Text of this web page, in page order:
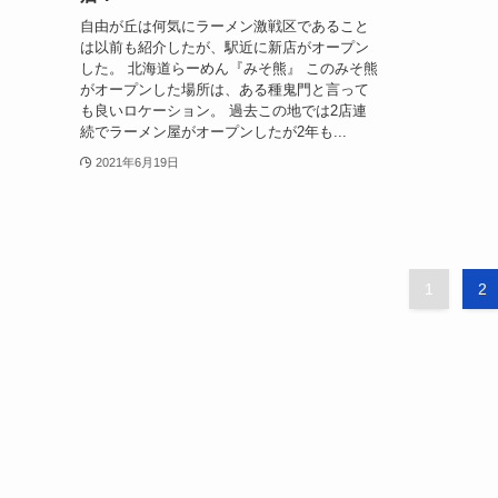
自由が丘は何気にラーメン激戦区であること
は以前も紹介したが、駅近に新店がオープン
した。 北海道らーめん『みそ熊』 このみそ熊
がオープンした場所は、ある種鬼門と言って
も良いロケーション。 過去この地では2店連
続でラーメン屋がオープンしたが2年も...
2021年6月19日
1 2